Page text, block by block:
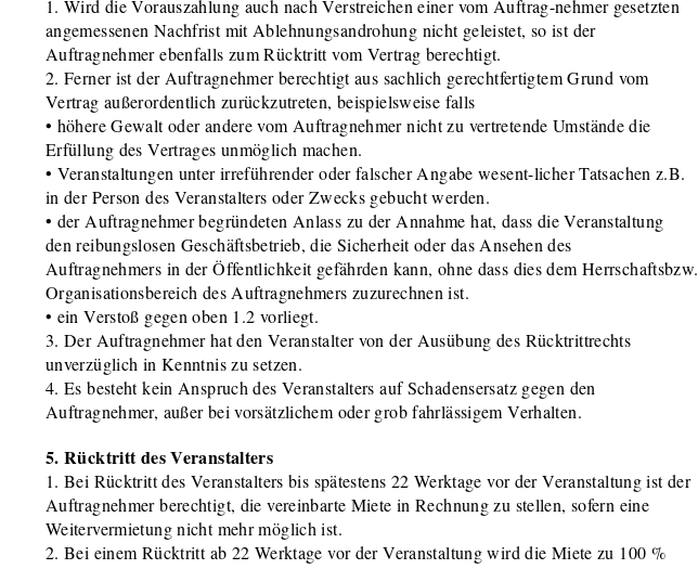
1. Wird die Vorauszahlung auch nach Verstreichen einer vom Auftrag-nehmer gesetzten
angemessenen Nachfrist mit Ablehnungsandrohung nicht geleistet, so ist der
Auftragnehmer ebenfalls zum Rücktritt vom Vertrag berechtigt.
2. Ferner ist der Auftragnehmer berechtigt aus sachlich gerechtfertigtem Grund vom
Vertrag außerordentlich zurückzutreten, beispielsweise falls
• höhere Gewalt oder andere vom Auftragnehmer nicht zu vertretende Umstände die
Erfüllung des Vertrages unmöglich machen.
• Veranstaltungen unter irreführender oder falscher Angabe wesent-licher Tatsachen z.B.
in der Person des Veranstalters oder Zwecks gebucht werden.
• der Auftragnehmer begründeten Anlass zu der Annahme hat, dass die Veranstaltung
den reibungslosen Geschäftsbetrieb, die Sicherheit oder das Ansehen des
Auftragnehmers in der Öffentlichkeit gefährden kann, ohne dass dies dem Herrschaftsbzw.
Organisationsbereich des Auftragnehmers zuzurechnen ist.
• ein Verstoß gegen oben 1.2 vorliegt.
3. Der Auftragnehmer hat den Veranstalter von der Ausübung des Rücktrittrechts
unverzüglich in Kenntnis zu setzen.
4. Es besteht kein Anspruch des Veranstalters auf Schadensersatz gegen den
Auftragnehmer, außer bei vorsätzlichem oder grob fahrlässigem Verhalten.
5. Rücktritt des Veranstalters
1. Bei Rücktritt des Veranstalters bis spätestens 22 Werktage vor der Veranstaltung ist der
Auftragnehmer berechtigt, die vereinbarte Miete in Rechnung zu stellen, sofern eine
Weitervermietung nicht mehr möglich ist.
2. Bei einem Rücktritt ab 22 Werktage vor der Veranstaltung wird die Miete zu 100 %